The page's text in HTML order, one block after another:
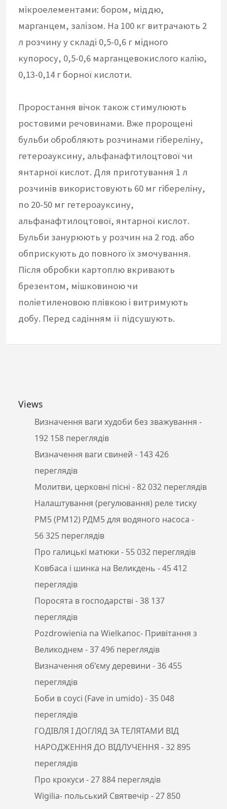
мікроелементами: бором, міддю,
марганцем, залізом. На 100 кг витрачають 2
л розчину у складі 0,5-0,6 г мідного
купоросу, 0,5-0,6 марганцевокислого калію,
0,13-0,14 г борної кислоти.
Проростання вічок також стимулюють
ростовими речовинами. Вже пророщені
бульби обробляють розчинами гібереліну,
гетероауксину, альфанафтилоцтової чи
янтарної кислот. Для приготування 1 л
розчинів використовують 60 мг гібереліну,
по 20-50 мг гетероауксину,
альфанафтилоцтової, янтарної кислот.
Бульби занурюють у розчин на 2 год. або
обприскують до повного їх змочування.
Після обробки картоплю вкривають
брезентом, мішковиною чи
поліетиленовою плівкою і витримують
добу. Перед садінням її підсушують.
Views
Визначення ваги худоби без зважування -
192 158 переглядів
Визначення ваги свиней - 143 426
переглядів
Молитви, церковні пісні - 82 032 переглядів
Налаштування (регулювання) реле тиску
РМ5 (РМ12) РДМ5 для водяного насоса -
56 325 переглядів
Про галицькі матюки - 55 032 переглядів
Ковбаса і шинка на Великдень - 45 412
переглядів
Поросята в господарстві - 38 137
переглядів
Pozdrowienia na Wielkanoc- Привітання з
Великоднем - 37 496 переглядів
Визначення об’єму деревини - 36 455
переглядів
Боби в соусі (Fave in umido) - 35 048
переглядів
ГОДІВЛЯ І ДОГЛЯД ЗА ТЕЛЯТАМИ ВІД
НАРОДЖЕННЯ ДО ВІДЛУЧЕННЯ - 32 895
переглядів
Про крокуси - 27 884 переглядів
Wigilia- польський Святвечір - 27 850